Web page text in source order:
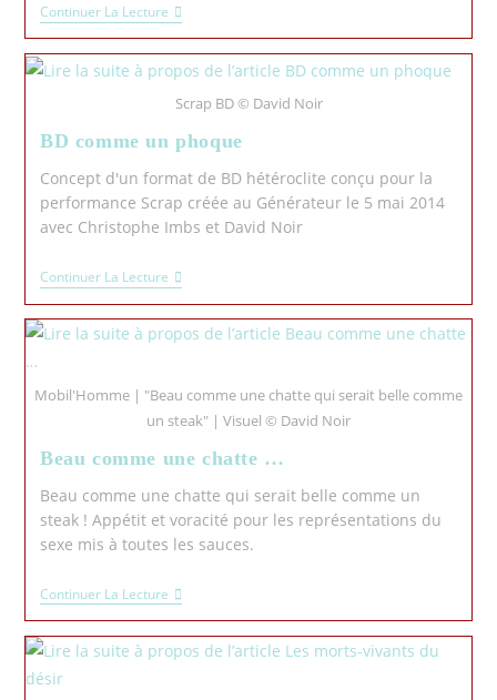
Continuer La Lecture
Scrap BD © David Noir
BD comme un phoque
Concept d'un format de BD hétéroclite conçu pour la
performance Scrap créée au Générateur le 5 mai 2014
avec Christophe Imbs et David Noir
Continuer La Lecture
Mobil'Homme | "Beau comme une chatte qui serait belle comme
un steak" | Visuel © David Noir
Beau comme une chatte …
Beau comme une chatte qui serait belle comme un
steak ! Appétit et voracité pour les représentations du
sexe mis à toutes les sauces.
Continuer La Lecture